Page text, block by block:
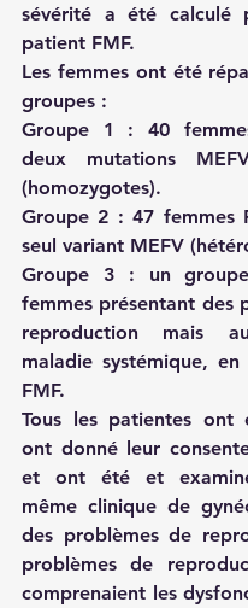
sévérité a été calculé
patient FMF.
Les femmes ont été
groupes :
Groupe 1 : 40
deux mutations
(homozygotes).
Groupe 2 : 47 femmes
seul variant MEFV
Groupe 3 : un
femmes présentant des
reproduction mais
maladie systémique,
FMF.
Tous les patientes ont
ont donné leur
et ont été et
même clinique de
des problèmes de
problèmes de
comprenaient les